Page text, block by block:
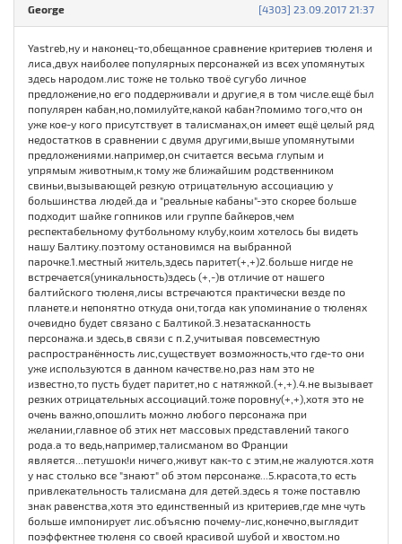
[4303] 23.09.2017 21:37
George
Yastreb,ну и наконец-то,обещанное сравнение критериев тюленя и
лиса,двух наиболее популярных персонажей из всех упомянутых
здесь народом.лис тоже не только твоё сугубо личное
предложение,но его поддерживали и другие,я в том числе.ещё был
популярен кабан,но,помилуйте,какой кабан?помимо того,что он
уже кое-у кого присутствует в талисманах,он имеет ещё целый ряд
недостатков в сравнении с двумя другими,выше упомянутыми
предложениями.например,он считается весьма глупым и
упрямым животным,к тому же ближайшим родственником
свиньи,вызывающей резкую отрицательную ассоциацию у
большинства людей.да и "реальные кабаны"-это скорее больше
подходит шайке гопников или группе байкеров,чем
респектабельному футбольному клубу,коим хотелось бы видеть
нашу Балтику.поэтому остановимся на выбранной
парочке.1.местный житель,здесь паритет(+,+)2.больше нигде не
встречается(уникальность)здесь (+,-)в отличие от нашего
балтийского тюленя,лисы встречаются практически везде по
планете.и непонятно откуда они,тогда как упоминание о тюленях
очевидно будет связано с Балтикой.3.незатасканность
персонажа.и здесь,в связи с п.2,учитывая повсеместную
распространённость лис,существует возможность,что где-то они
уже используются в данном качестве.но,раз нам это не
известно,то пусть будет паритет,но с натяжкой.(+,+).4.не вызывает
резких отрицательных ассоциаций.тоже поровну(+,+),хотя это не
очень важно,опошлить можно любого персонажа при
желании,главное об этих нет массовых представлений такого
рода.а то ведь,например,талисманом во Франции
является...петушок!и ничего,живут как-то с этим,не жалуются.хотя
у нас столько все "знают" об этом персонаже...5.красота,то есть
привлекательность талисмана для детей.здесь я тоже поставлю
знак равенства,хотя это единственный из критериев,где мне чуть
больше импонирует лис.объясню почему-лис,конечно,выглядит
поэффектнее тюленя со своей красивой шубой и хвостом.но